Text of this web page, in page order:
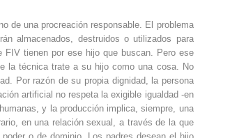
de una procreación responsable. El problema
almacenados, destruidos o utilizados para
tienen por ese hijo que buscan. Pero ese
la técnica trate a su hijo como una cosa. No
Por razón de su propia dignidad, la persona
artificial no respeta la exigible igualdad -en
y la producción implica, siempre, una
en una relación sexual, a través de la que